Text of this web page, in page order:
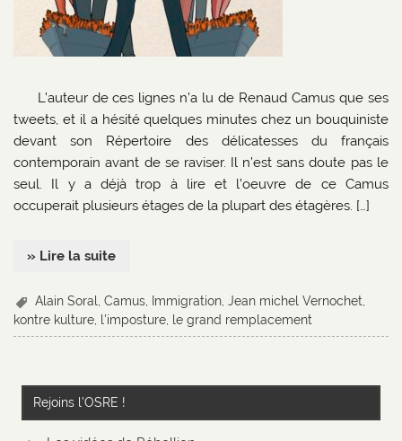
L’auteur de ces lignes n’a lu de Renaud Camus que ses
tweets, et il a hésité quelques minutes chez un bouquiniste
devant son Répertoire des délicatesses du français
contemporain avant de se raviser. Il n’est sans doute pas le
seul. Il y a déjà trop à lire et l’oeuvre de ce Camus
occuperait plusieurs étages de la plupart des étagères. […]
» Lire la suite
Alain Soral ,Camus Immigration ,Jean michel Vernochet
kontre kulture l'imposture le grand remplacement
Rejoins l’OSRE !